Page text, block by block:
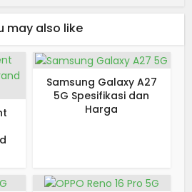
may also like
Samsung Galaxy A27
5G Spesifikasi dan
Harga